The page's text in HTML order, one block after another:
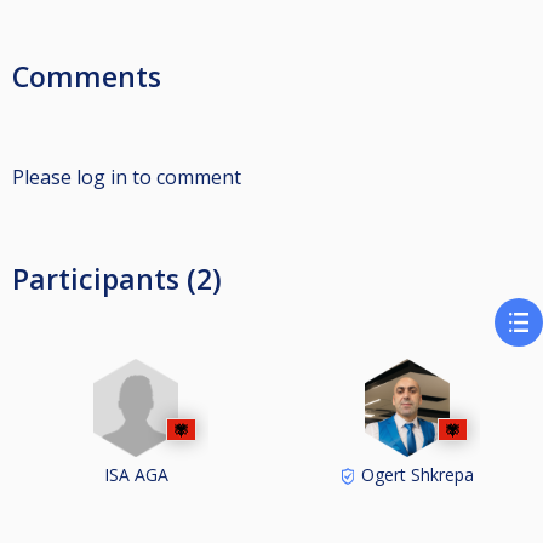
Comments
Please log in to comment
Participants (2)
ISA AGA Ogert Shkrepa